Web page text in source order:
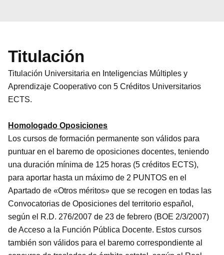
Titulación
Titulación Universitaria en Inteligencias Múltiples y
Aprendizaje Cooperativo con 5 Créditos Universitarios
ECTS.
Homologado Oposiciones
Los cursos de formación permanente son válidos para
puntuar en el baremo de oposiciones docentes, teniendo
una duración mínima de 125 horas (5 créditos ECTS),
para aportar hasta un máximo de 2 PUNTOS en el
Apartado de «Otros méritos» que se recogen en todas las
Convocatorias de Oposiciones del territorio español,
según el R.D. 276/2007 de 23 de febrero (BOE 2/3/2007)
de Acceso a la Función Pública Docente. Estos cursos
también son válidos para el baremo correspondiente al